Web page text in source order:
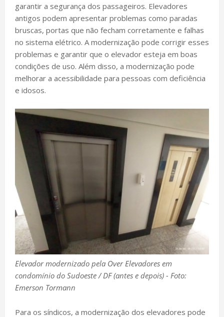
garantir a segurança dos passageiros. Elevadores
antigos podem apresentar problemas como paradas
bruscas, portas que não fecham corretamente e falhas
no sistema elétrico. A modernização pode corrigir esses
problemas e garantir que o elevador esteja em boas
condições de uso. Além disso, a modernização pode
melhorar a acessibilidade para pessoas com deficiência
e idosos.
Elevador modernizado pela Over Elevadores em
condomínio do Sudoeste / DF (antes e depois) - Foto:
Emerson Tormann
Para os síndicos, a modernização dos elevadores pode